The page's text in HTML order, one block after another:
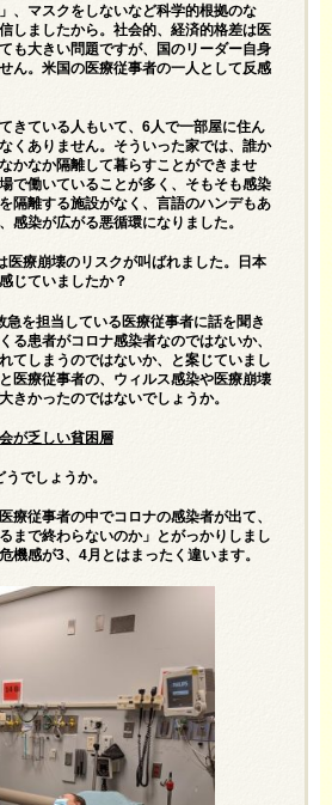
、マスクをしないなど科学的根拠のな
しましたから。社会的、経済的格差は医
も大きい問題ですが、国のリーダー自身
ん。米国の医療従事者の一人として反感
きている人もいて、6人で一部屋に住ん
くありません。そういった家では、誰か
かなか隔離して暮らすことができませ
で働いていることが多く、そもそも感染
隔離する施設がなく、言語のハンデもあ
感染が広がる悪循環になりました。
療崩壊のリスクが叫ばれました。日本
じていましたか？
急を担当している医療従事者に話を聞き
る患者がコロナ感染者なのではないか、
てしまうのではないか、と案じていまし
医療従事者の、ウィルス感染や医療崩壊
きかったのではないでしょうか。
が乏しい貧困層
でしょうか。
療従事者の中でコロナの感染者が出て、
まで終わらないのか」とがっかりしまし
機感が3、4月とはまったく違います。